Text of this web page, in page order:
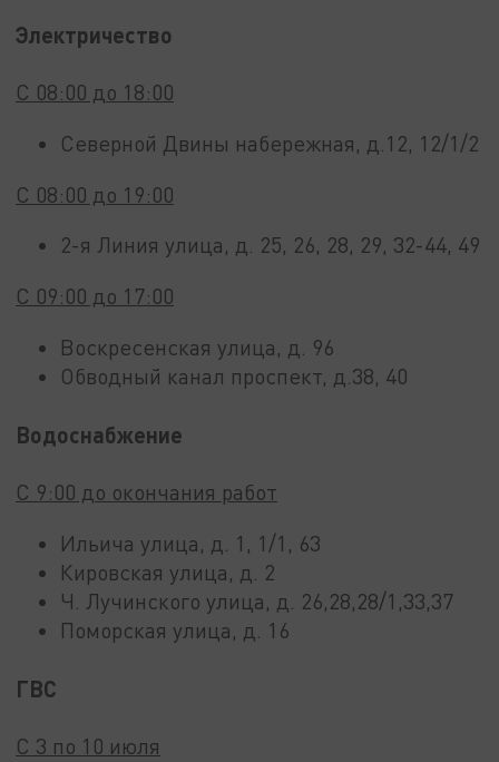
Электричество
С 08:00 до 18:00
Северной Двины набережная, д.12, 12/1/2
С 08:00 до 19:00
2-я Линия улица, д. 25, 26, 28, 29, 32-44, 49
С 09:00 до 17:00
Воскресенская улица, д. 96
Обводный канал проспект, д.38, 40
Водоснабжение
С 9:00 до окончания работ
Ильича улица, д. 1, 1/1, 63
Кировская улица, д. 2
Ч. Лучинского улица, д. 26,28,28/1,33,37
Поморская улица, д. 16
ГВС
С 3 по 10 июля